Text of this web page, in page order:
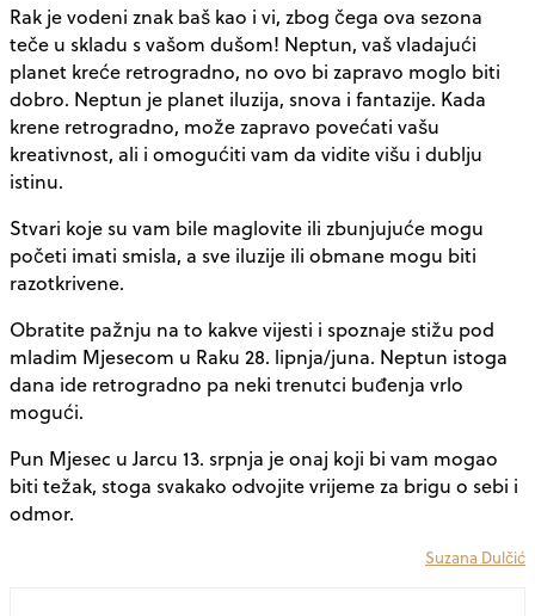
Rak je vodeni znak baš kao i vi, zbog čega ova sezona
teče u skladu s vašom dušom! Neptun, vaš vladajući
planet kreće retrogradno, no ovo bi zapravo moglo biti
dobro. Neptun je planet iluzija, snova i fantazije. Kada
krene retrogradno, može zapravo povećati vašu
kreativnost, ali i omogućiti vam da vidite višu i dublju
istinu.
Stvari koje su vam bile maglovite ili zbunjujuće mogu
početi imati smisla, a sve iluzije ili obmane mogu biti
razotkrivene.
Obratite pažnju na to kakve vijesti i spoznaje stižu pod
mladim Mjesecom u Raku 28. lipnja/juna. Neptun istoga
dana ide retrogradno pa neki trenutci buđenja vrlo
mogući.
Pun Mjesec u Jarcu 13. srpnja je onaj koji bi vam mogao
biti težak, stoga svakako odvojite vrijeme za brigu o sebi i
odmor.
Suzana Dulčić